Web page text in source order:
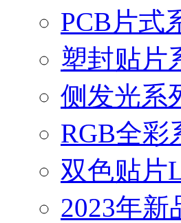
PCB片式
塑封贴片
侧发光系
RGB全彩
双色贴片
2023年新